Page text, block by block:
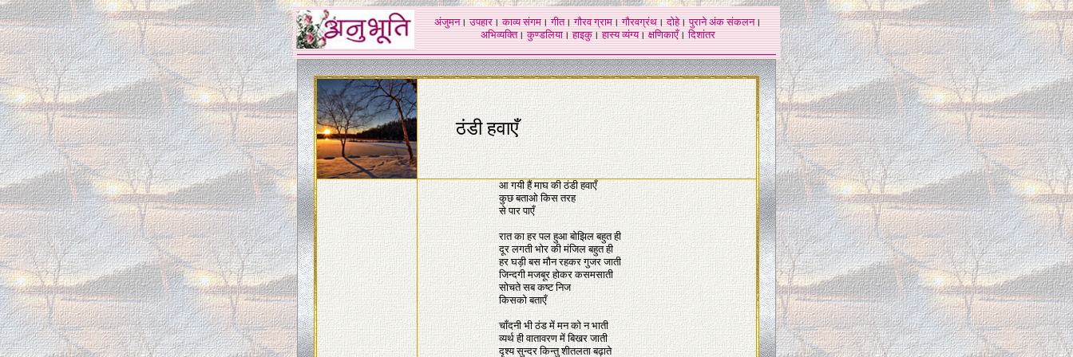
अंजुमन।उपहार।काव्य संगम।गीत।गौरव ग्राम।गौरवग्रंथ।दोहे।पुराने अंक संकलन।
अभिव्यक्ति।कुण्डलिया।हाइकु।हास्य व्यंग्य।क्षणिकाएँ।दिशांतर
ठंडी हवाएँ
आ गयी हैं माघ की ठंडी हवाएँ
कुछ बताओ किस तरह
से पार पाएँ
रात का हर पल हुआ बोझिल बहुत ही
दूर लगती भोर की मंजिल बहुत ही
हर घड़ी बस मौन रहकर गुजर जाती
जिन्दगी मजबूर होकर कसमसाती
सोचते सब कष्ट निज
किसको बताएँ
चाँदनी भी ठंड में मन को न भाती
व्यर्थ ही वातावरण में बिखर जाती
दृश्य सुन्दर किन्तु शीतलता बढ़ाते